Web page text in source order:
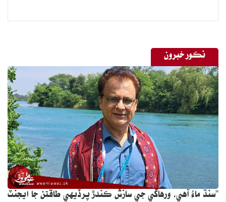
نڪور خبرون
”سنڌ ماءُ آهي، ورهاڱي جي سازش ڪندڙ پرڏيهي طاقتن جا ايجنٽ